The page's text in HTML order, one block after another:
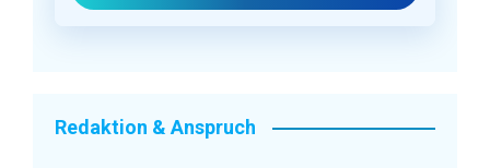
Redaktion & Anspruch